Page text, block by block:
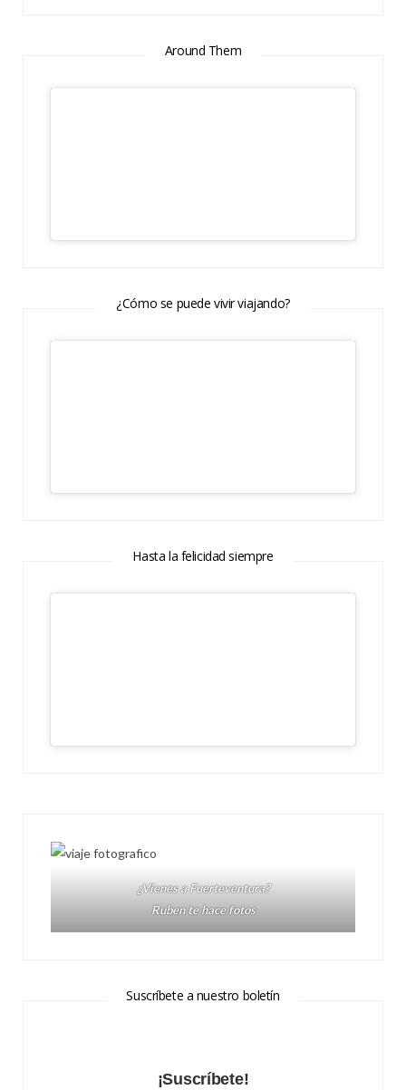
Around Them
¿Cómo se puede vivir viajando?
Hasta la felicidad siempre
¿Vienes a Fuerteventura?
Ruben te hace fotos
Suscríbete a nuestro boletín
¡Suscríbete!